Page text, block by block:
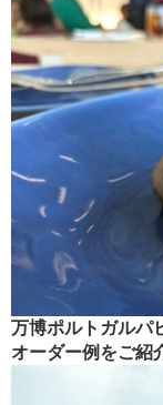
万博ポルトガルパ
オーダー例をご紹